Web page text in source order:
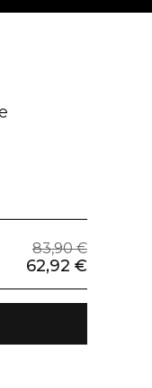
83,90 €
62,92 €